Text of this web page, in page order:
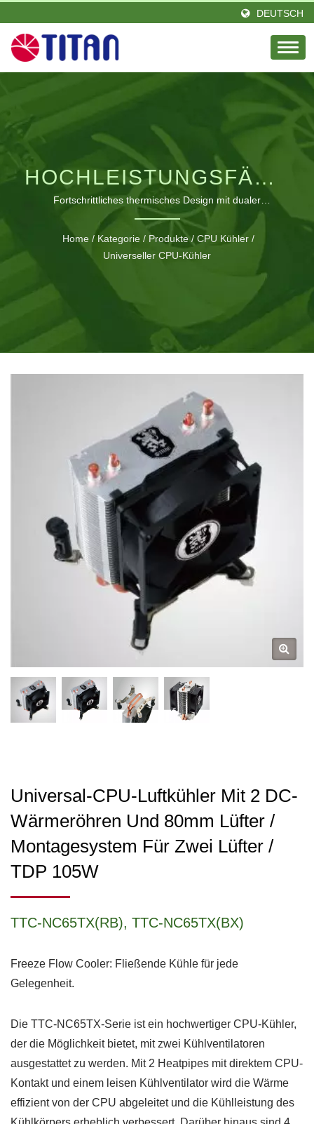
DEUTSCH
HOCHLEISTUNGSFÄHIGE
UNIVERSELLE CPU-
KÜHLUNGSLÖSUNG
Fortschrittliches thermisches Design mit dualer
Lüfterfunktion für optimales CPU-Temperaturmanagement
Home / Kategorie / Produkte / CPU Kühler /
Universeller CPU-Kühler
Universal-CPU-Luftkühler Mit 2 DC-
Wärmeröhren Und 80mm Lüfter /
Montagesystem Für Zwei Lüfter /
TDP 105W
TTC-NC65TX(RB), TTC-NC65TX(BX)
Freeze Flow Cooler: Fließende Kühle für jede
Gelegenheit.
Die TTC-NC65TX-Serie ist ein hochwertiger CPU-Kühler,
der die Möglichkeit bietet, mit zwei Kühlventilatoren
ausgestattet zu werden. Mit 2 Heatpipes mit direktem CPU-
Kontakt und einem leisen Kühlventilator wird die Wärme
effizient von der CPU abgeleitet und die Kühlleistung des